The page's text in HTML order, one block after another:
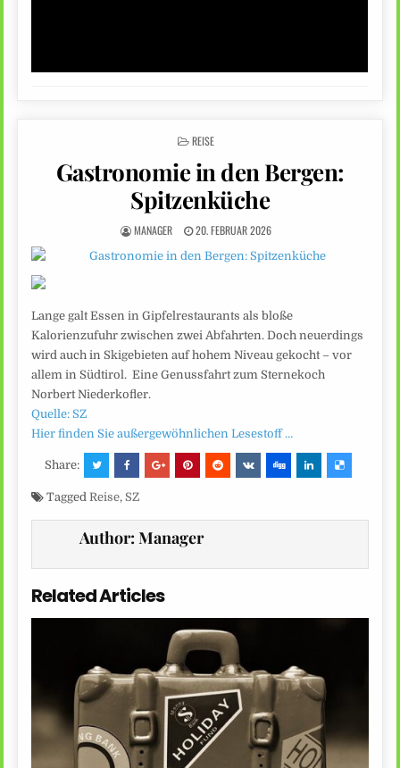
POSTED
REISE
Gastronomie in den Bergen:
Spitzenküche
MANAGER 20. FEBRUAR 2026
Lange galt Essen in Gipfelrestaurants als bloße
Kalorienzufuhr zwischen zwei Abfahrten. Doch neuerdings
wird auch in Skigebieten auf hohem Niveau gekocht – vor
allem in Südtirol. Eine Genussfahrt zum Sternekoch
Norbert Niederkofler.
Quelle: SZ
Hier finden Sie außergewöhnlichen Lesestoff …
Share:
TaggedReise, SZ
Author:Manager
Related Articles